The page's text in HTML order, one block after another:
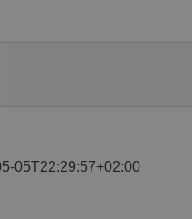
05T22:29:57+02:00